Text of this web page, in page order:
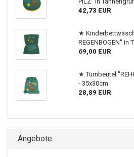
42,73 EUR
★
REGENBOGEN" in
69,00 EUR
★ Turnbeutel
- 35x30cm
28,89 EUR
Angebote